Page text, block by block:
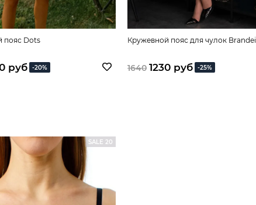
пояс Dots
руб -20%
Кружевной пояс для чулок Brandei
1640 1230 руб -25%
SALE 20